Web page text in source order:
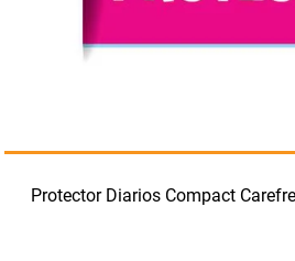
Protector Diarios Compact